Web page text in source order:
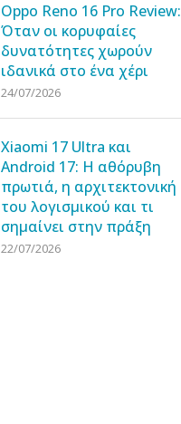
Oppo Reno 16 Pro Review:
Όταν οι κορυφαίες
δυνατότητες χωρούν
ιδανικά στο ένα χέρι
24/07/2026
Xiaomi 17 Ultra και
Android 17: Η αθόρυβη
πρωτιά, η αρχιτεκτονική
του λογισμικού και τι
σημαίνει στην πράξη
22/07/2026